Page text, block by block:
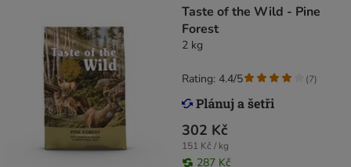
Taste of the Wild - Pine
Forest
2 kg
302 Kč
151 Kč / kg
287 Kč
Rating: 4.4/5 (7)